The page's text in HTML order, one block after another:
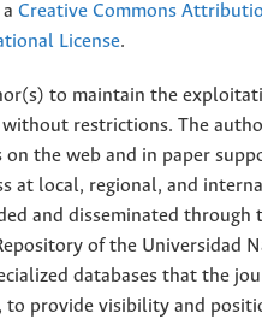
Creative Commons
License.
to maintain the
restrictions. The
the web and in paper
at local, regional, and
and disseminated through
of the Universidad
databases that the
provide visibility and